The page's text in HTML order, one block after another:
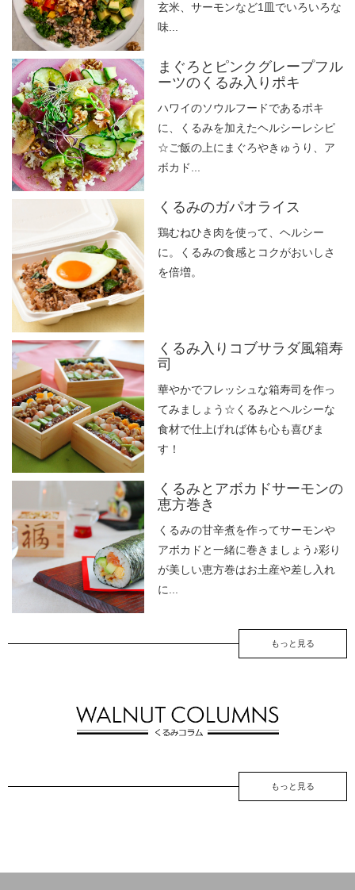
玄米、サーモンなど1皿でいろいろな
味...
まぐろとピンクグレープフル
ーツのくるみ入りポキ
ハワイのソウルフードであるポキ
に、くるみを加えたヘルシーレシピ
☆ご飯の上にまぐろやきゅうり、ア
ボカド...
くるみのガパオライス
鶏むねひき肉を使って、ヘルシー
に。くるみの食感とコクがおいしさ
を倍増。
くるみ入りコブサラダ風箱寿
司
華やかでフレッシュな箱寿司を作っ
てみましょう☆くるみとヘルシーな
食材で仕上げれば体も心も喜びま
す！
くるみとアボカドサーモンの
恵方巻き
くるみの甘辛煮を作ってサーモンや
アボカドと一緒に巻きましょう♪彩り
が美しい恵方巻はお土産や差し入れ
に...
もっと見る
もっと見る